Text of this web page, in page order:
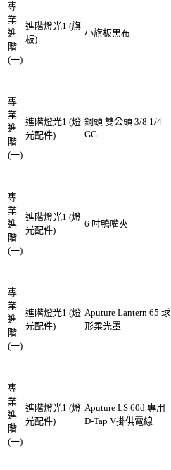
專
業
進
階
(一)
進階燈光1 (旗
板)
小旗板黑布
專
業
進
階
(一)
進階燈光1 (燈
光配件)
銅頭 雙公頭 3/8 1/4
GG
專
業
進
階
(一)
進階燈光1 (燈
光配件)
6 吋鴨嘴夾
專
業
進
階
(一)
進階燈光1 (燈
光配件)
Aputure Lantern 65 球
形柔光罩
專
業
進
階
(一)
進階燈光1 (燈
光配件)
Aputure LS 60d 專用
D-Tap V掛供電線